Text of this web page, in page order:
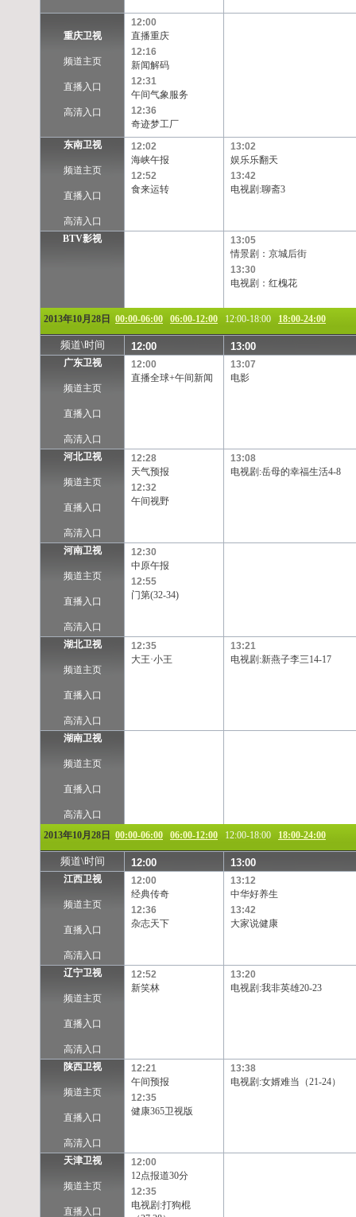
重庆卫视
频道主页
直播入口
高清入口
12:00
直播重庆
12:16
新闻解码
12:31
午间气象服务
12:36
奇迹梦工厂
东南卫视
频道主页
直播入口
高清入口
12:02
海峡午报
12:52
食来运转
13:02
娱乐乐翻天
13:42
电视剧:聊斋3
BTV影视
13:05
情景剧：京城后街
13:30
电视剧：红槐花
2013年10月28日 00:00-06:00 06:00-12:00 12:00-18:00 18:00-24:00
频道\时间 12:00 13:00
广东卫视
频道主页
直播入口
高清入口
12:00
直播全球+午间新闻
13:07
电影
河北卫视
频道主页
直播入口
高清入口
12:28
天气预报
12:32
午间视野
13:08
电视剧:岳母的幸福生活4-8
河南卫视
频道主页
直播入口
高清入口
12:30
中原午报
12:55
门第(32-34)
湖北卫视
频道主页
直播入口
高清入口
12:35
大王·小王
13:21
电视剧:新燕子李三14-17
湖南卫视
频道主页
直播入口
高清入口
2013年10月28日
00:00-06:00 06:00-12:00 12:00-18:00 18:00-24:00
频道\时间 12:00 13:00
江西卫视
频道主页
直播入口
高清入口
12:00
经典传奇
12:36
杂志天下
13:12
中华好养生
13:42
大家说健康
辽宁卫视
频道主页
直播入口
高清入口
12:52
新笑林
13:20
电视剧:我非英雄20-23
陕西卫视
频道主页
直播入口
高清入口
12:21
午间预报
12:35
健康365卫视版
13:38
电视剧:女婿难当（21-24）
天津卫视
频道主页
直播入口
12:00
12点报道30分
12:35
电视剧:打狗棍